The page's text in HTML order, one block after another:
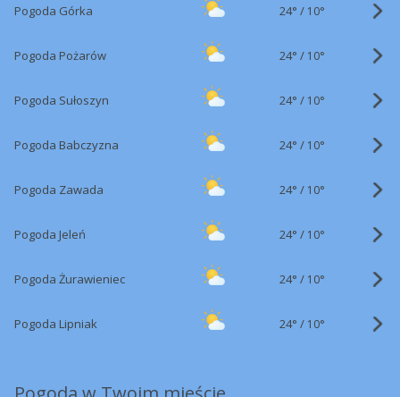
Pogoda Górka 24° / 10°
Pogoda Pożarów 24° / 10°
Pogoda Sułoszyn 24° / 10°
Pogoda Babczyzna 24° / 10°
Pogoda Zawada 24° / 10°
Pogoda Jeleń 24° / 10°
Pogoda Żurawieniec 24° / 10°
Pogoda Lipniak 24° / 10°